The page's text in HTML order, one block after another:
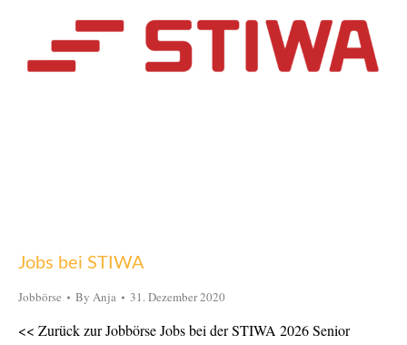
Jobs bei STIWA
Jobbörse By Anja 31. Dezember 2020
<< Zurück zur Jobbörse Jobs bei der STIWA 2026 Senior